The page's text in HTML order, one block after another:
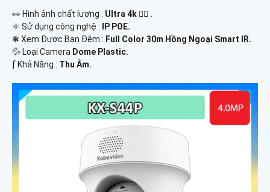
️👀 Hình ảnh chất lượng : Ultra 4k 👍🏾 .
⚛️ Sử dụng công nghệ :
IP POE.
❃ Xem Được Ban Đêm : Full Color 30m Hồng Ngoại Smart IR.
💦 Loại Camera Dome Plastic.
️ƒ Khả Năng : Thu Âm.